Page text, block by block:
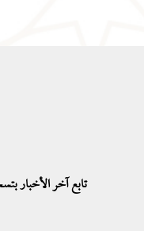
تابع آخر الأخبار